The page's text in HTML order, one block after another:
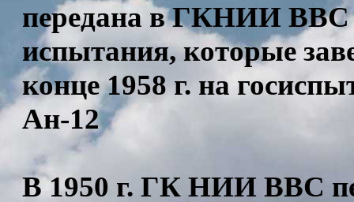
передана в ГКНИИ ВВС
испытания, которые
конце 1958 г. на
Ан-12
В 1950 г. ГК НИИ ВВС